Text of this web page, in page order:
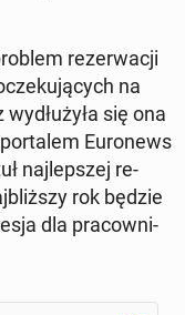
re­zer­wa­cji
na
się ona
Eu­ro­news
naj­lep­szej re­
rok będzie
dla pra­cow­ni­